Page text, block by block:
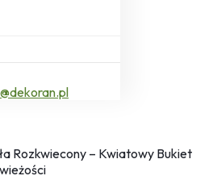
Rozkwiecony – Kwiatowy Bukiet